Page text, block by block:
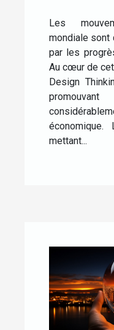
Les
mondiale sont
par les
Au cœur de
Design
mettant...